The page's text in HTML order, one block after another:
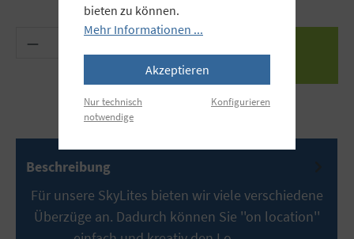
Produkt Anzahl: Gib den gewünschten Wert
Beschreibung
Für unsere SkyLites bieten wir viele verschiedene
Überzüge an. Dadurch können Sie ''on location''
bieten zu können.
Mehr Informationen ...
Akzeptieren
Nur technisch
notwendige
Konfigurieren